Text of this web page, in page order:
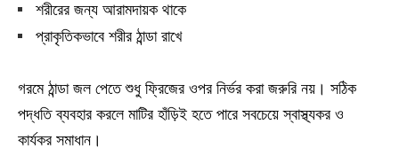
শরীরের জন্য আরামদায়ক থাকে
প্রাকৃতিকভাবে শরীর ঠান্ডা রাখে
গরমে ঠান্ডা জল পেতে শুধু ফ্রিজের ওপর নির্ভর করা জরুরি নয়। সঠিক
পদ্ধতি ব্যবহার করলে মাটির হাঁড়িই হতে পারে সবচেয়ে স্বাস্থ্যকর ও
কার্যকর সমাধান।